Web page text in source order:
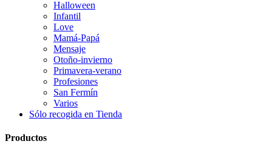
Halloween
Infantil
Love
Mamá-Papá
Mensaje
Otoño-invierno
Primavera-verano
Profesiones
San Fermín
Varios
Sólo recogida en Tienda
Productos